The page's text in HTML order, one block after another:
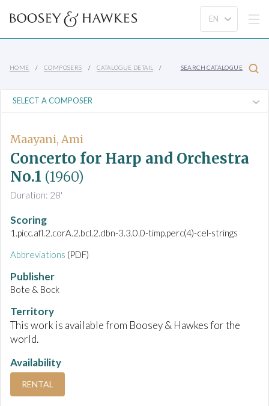
HOME COMPOSERS CATALOGUE DETAIL SEARCH CATALOGUE
Maayani, Ami
Concerto for Harp and Orchestra
No.1 (1960)
Duration: 28'
Scoring
1.picc.afl.2.corA.2.bcl.2.dbn-3.3.0.0-timp.perc(4)-cel-strings
Abbreviations (PDF)
Publisher
Bote & Bock
Territory
This work is available from Boosey & Hawkes for the
world.
Availability
RENTAL